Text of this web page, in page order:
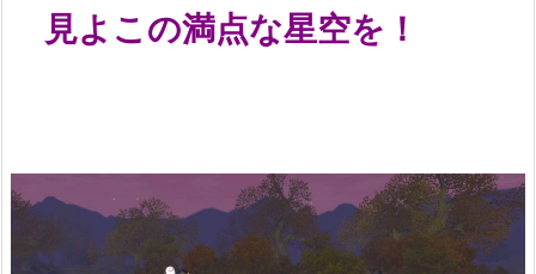
見よこの満点な星空を！